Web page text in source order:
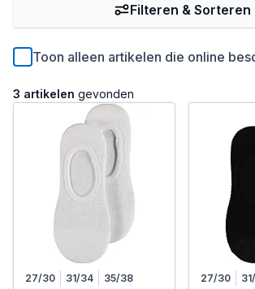
Toon alleen artikelen die online
3 artikelen gevonden
Filteren & Sorteren
27/30 31/34 35/38 27/30